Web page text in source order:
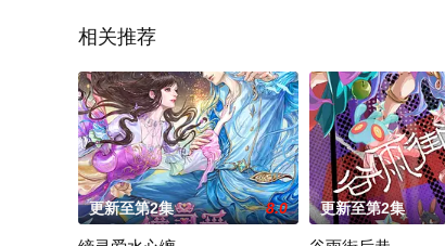
相关推荐
更新至第2集 8.0 更新至第2集